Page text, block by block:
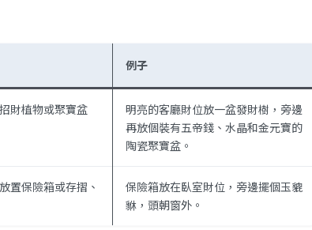
例子
財植物或聚寶盆
明亮的客廳財位放一盆發財樹，旁邊
再放個裝有五帝錢、水晶和金元寶的
陶瓷聚寶盆。
置保險箱或存摺、
保險箱放在臥室財位，旁邊擺個玉貔
貅，頭朝窗外。